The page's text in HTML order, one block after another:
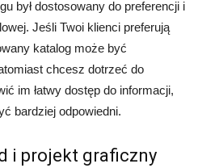
był dostosowany do preferencji i
Jeśli Twoi klienci preferują
katalog może być
chcesz dotrzeć do
im łatwy dostęp do informacji,
bardziej odpowiedni.
i projekt graficzny